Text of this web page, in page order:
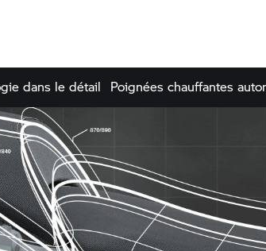
dans le détail Poignées chauffantes